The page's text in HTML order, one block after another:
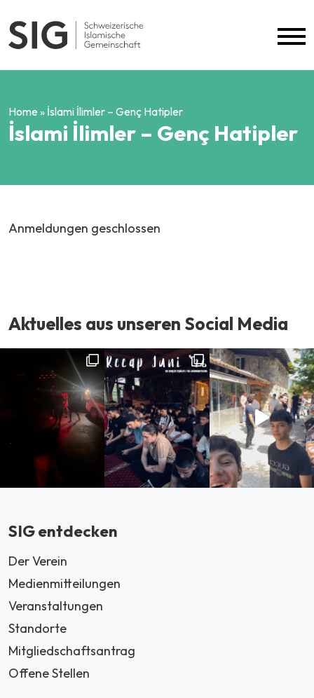
Home » İslami İlimler – Genç Hatipler
İslami İlimler – Genç Hatipler
Anmeldungen geschlossen
Aktuelles aus unseren Social Media
SIG entdecken
Der Verein
Medienmitteilungen
Veranstaltungen
Standorte
Mitgliedschaftsantrag
Offene Stellen